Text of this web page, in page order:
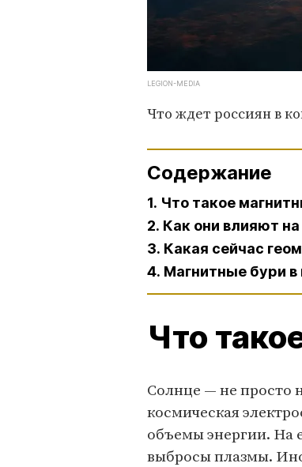
LEGION-MEDIA
Что ждет россиян в
Содержание
1. Что такое
2. Как они влияют
3. Какая сейчас
4. Магнитные бури в
Что
Солнце — не просто
космическая
объемы энергии. На
выбросы плазмы.